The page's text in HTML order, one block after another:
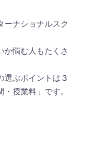
ーナショナルスク
か悩む人もたくさ
選ぶポイントは３
授業料」です。